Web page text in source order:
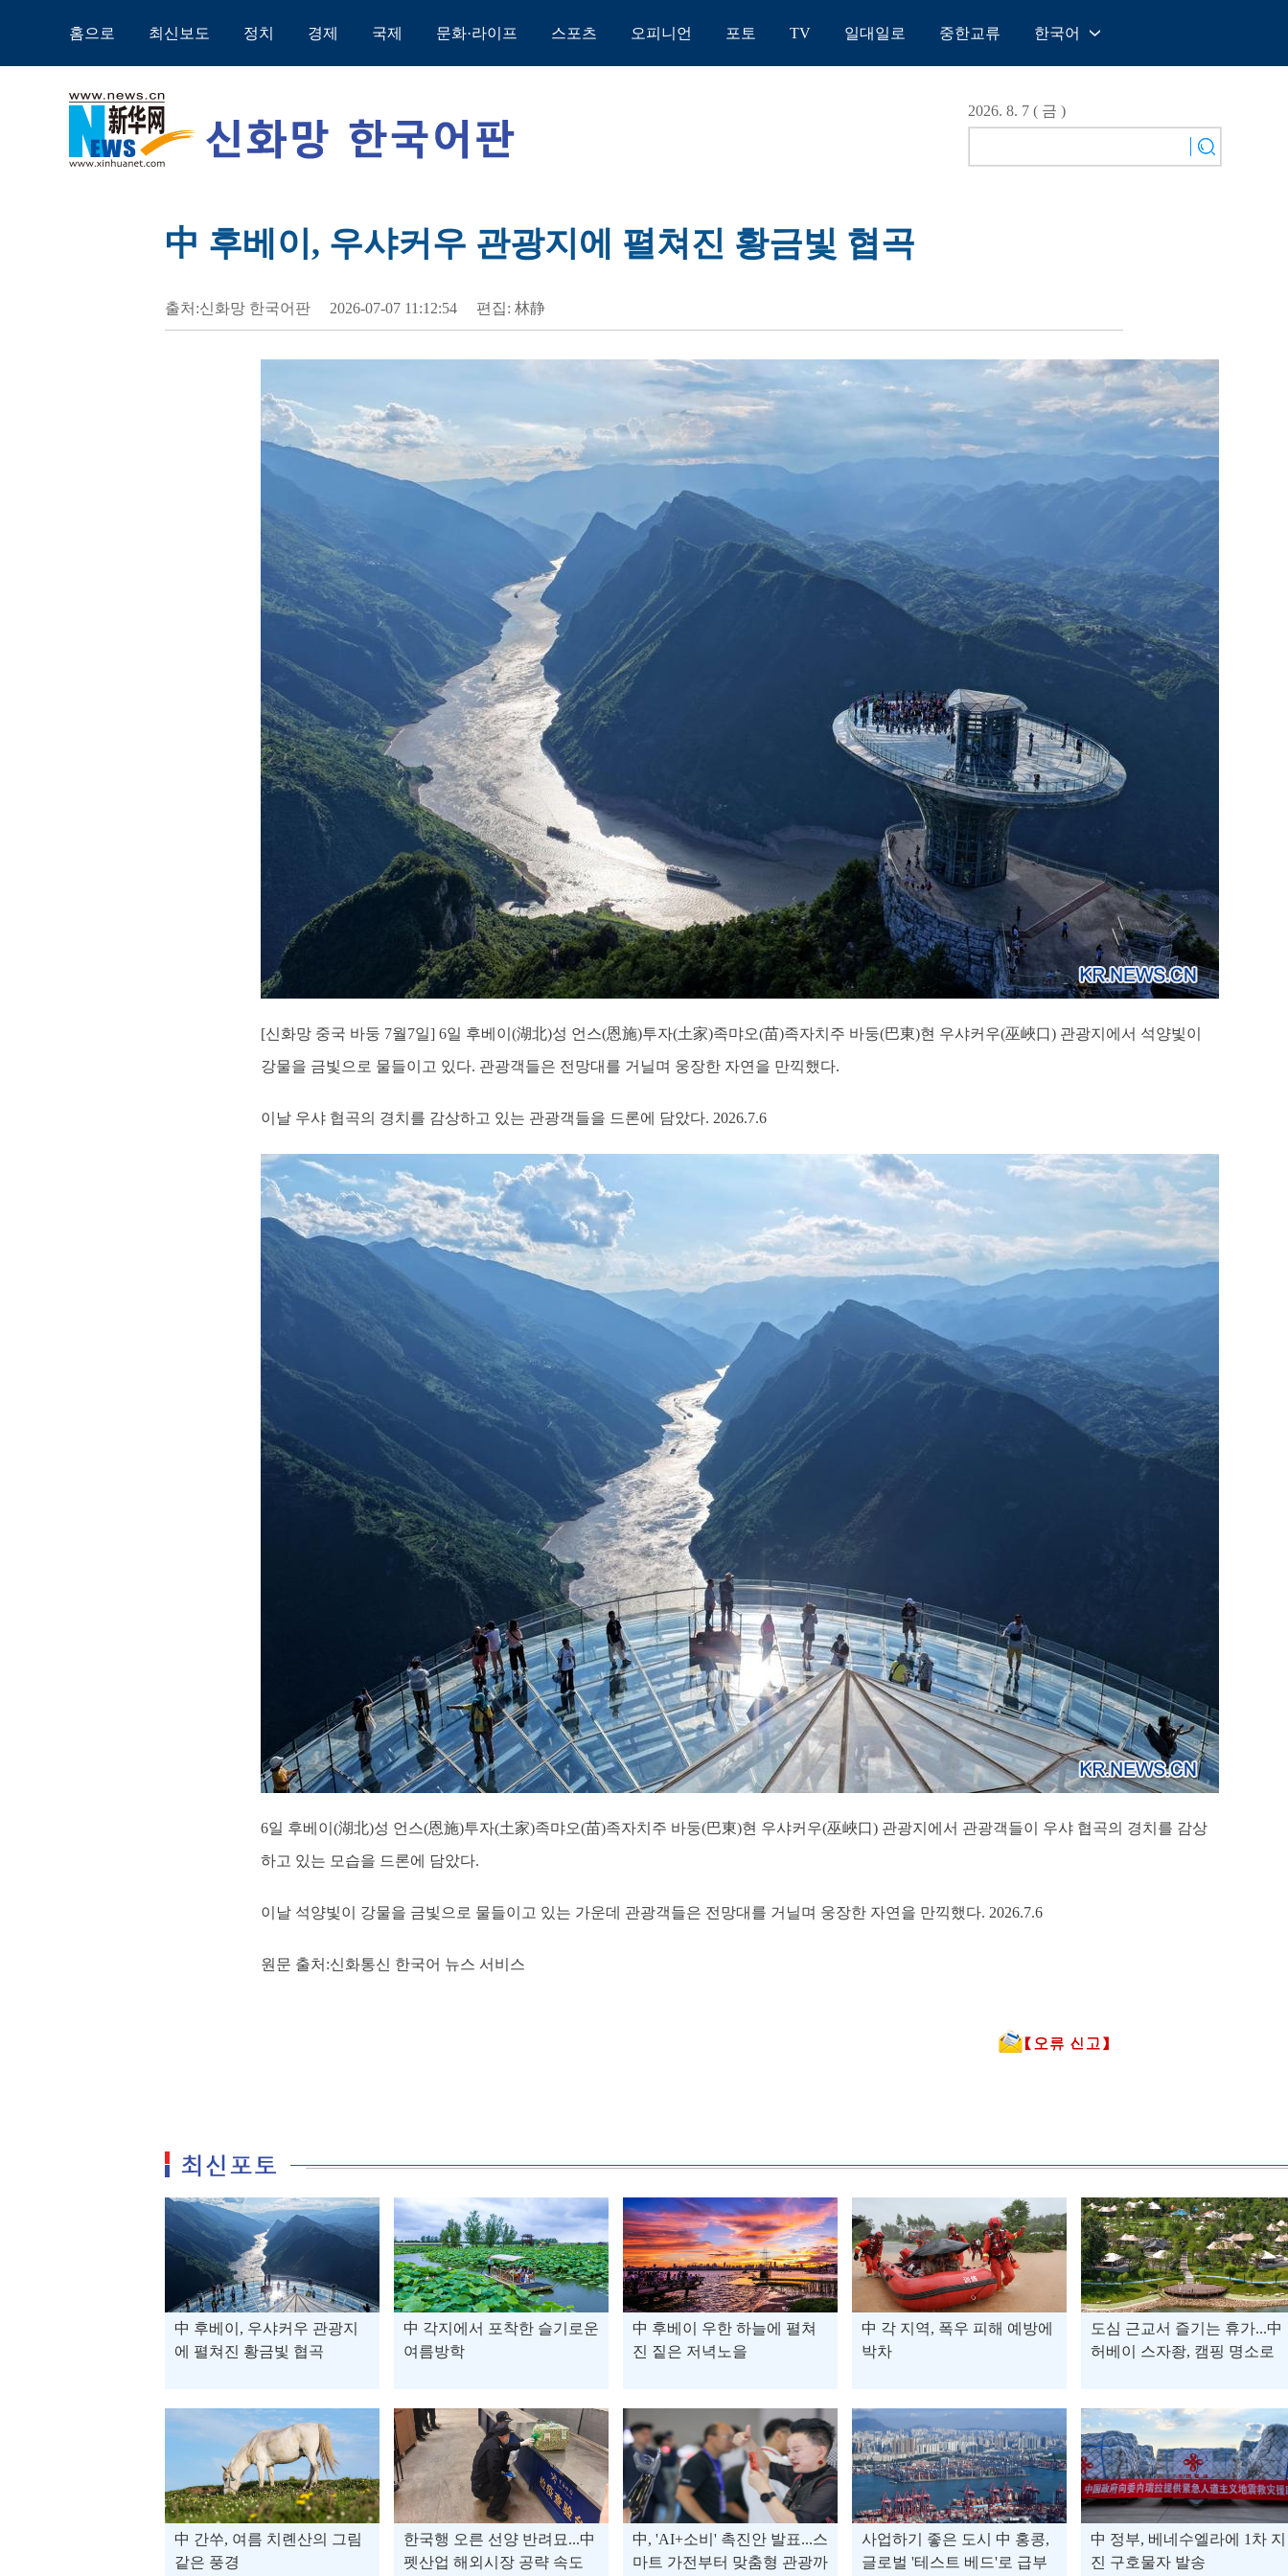
홈으로 최신보도 정치 경제 국제 문화·라이프 스포츠 오피니언 포토 TV 일대일로 중한교류 한국어
English
Español
2026. 8. 7 ( 금 )
中 후베이, 우샤커우 관광지에 펼쳐진 황금빛 협곡
출처:신화망 한국어판 2026-07-07 11:12:54 편집: 林静
[신화망 중국 바둥 7월7일] 6일 후베이(湖北)성 언스(恩施)투자(土家)족먀오(苗)족자치주 바둥(巴東)현 우샤커우(巫峽口) 관광지에서 석양빛이
강물을 금빛으로 물들이고 있다. 관광객들은 전망대를 거닐며 웅장한 자연을 만끽했다.
이날 우샤 협곡의 경치를 감상하고 있는 관광객들을 드론에 담았다. 2026.7.6
6일 후베이(湖北)성 언스(恩施)투자(土家)족먀오(苗)족자치주 바둥(巴東)현 우샤커우(巫峽口) 관광지에서 관광객들이 우샤 협곡의 경치를 감상
하고 있는 모습을 드론에 담았다.
이날 석양빛이 강물을 금빛으로 물들이고 있는 가운데 관광객들은 전망대를 거닐며 웅장한 자연을 만끽했다. 2026.7.6
원문 출처:신화통신 한국어 뉴스 서비스
中 후베이, 우샤커우 관광지
에 펼쳐진 황금빛 협곡
中 각지에서 포착한 슬기로운
여름방학
中 후베이 우한 하늘에 펼쳐
진 짙은 저녁노을
中 각 지역, 폭우 피해 예방에
박차
도심 근교서 즐기는 휴가...中
허베이 스자좡, 캠핑 명소로
中 간쑤, 여름 치롄산의 그림
같은 풍경
한국행 오른 선양 반려묘...中
펫산업 해외시장 공략 속도
中, 'AI+소비' 촉진안 발표...스
마트 가전부터 맞춤형 관광까
사업하기 좋은 도시 中 홍콩,
글로벌 '테스트 베드'로 급부
中 정부, 베네수엘라에 1차 지
진 구호물자 발송